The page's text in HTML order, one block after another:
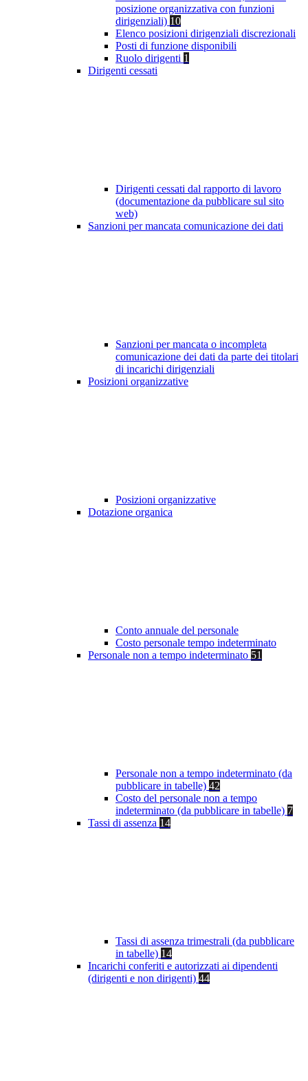
posizione organizzativa con funzioni
dirigenziali) 10
Elenco posizioni dirigenziali discrezionali
Posti di funzione disponibili
Ruolo dirigenti 1
Dirigenti cessati
Dirigenti cessati dal rapporto di lavoro
(documentazione da pubblicare sul sito
web)
Sanzioni per mancata comunicazione dei dati
Sanzioni per mancata o incompleta
comunicazione dei dati da parte dei titolari
di incarichi dirigenziali
Posizioni organizzative
Posizioni organizzative
Dotazione organica
Conto annuale del personale
Costo personale tempo indeterminato
Personale non a tempo indeterminato 51
Personale non a tempo indeterminato (da
pubblicare in tabelle) 42
Costo del personale non a tempo
indeterminato (da pubblicare in tabelle) 7
Tassi di assenza 14
Tassi di assenza trimestrali (da pubblicare
in tabelle) 14
Incarichi conferiti e autorizzati ai dipendenti
(dirigenti e non dirigenti) 44